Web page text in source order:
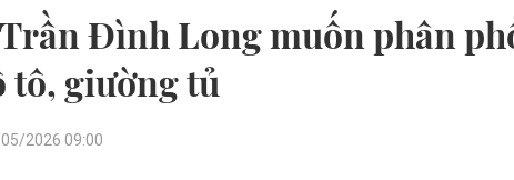
Đình Long muốn phân
tô, giường tủ
2026 09:00